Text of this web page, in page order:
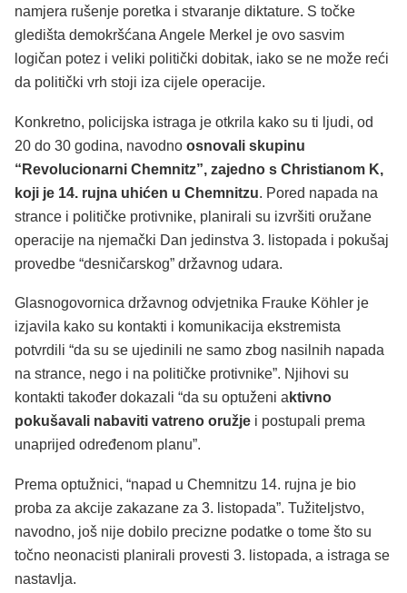
namjera rušenje poretka i stvaranje diktature. S točke
gledišta demokršćana Angele Merkel je ovo sasvim
logičan potez i veliki politički dobitak, iako se ne može reći
da politički vrh stoji iza cijele operacije.
Konkretno, policijska istraga je otkrila kako su ti ljudi, od
20 do 30 godina, navodno osnovali skupinu
“Revolucionarni Chemnitz”, zajedno s Christianom K,
koji je 14. rujna uhićen u Chemnitzu. Pored napada na
strance i političke protivnike, planirali su izvršiti oružane
operacije na njemački Dan jedinstva 3. listopada i pokušaj
provedbe “desničarskog” državnog udara.
Glasnogovornica državnog odvjetnika Frauke Köhler je
izjavila kako su kontakti i komunikacija ekstremista
potvrdili “da su se ujedinili ne samo zbog nasilnih napada
na strance, nego i na političke protivnike”. Njihovi su
kontakti također dokazali “da su optuženi a ktivno
pokušavali nabaviti vatreno oružje i postupali prema
unaprijed određenom planu”.
Prema optužnici, “napad u Chemnitzu 14. rujna je bio
proba za akcije zakazane za 3. listopada”. Tužiteljstvo,
navodno, još nije dobilo precizne podatke o tome što su
točno neonacisti planirali provesti 3. listopada, a istraga se
nastavlja.